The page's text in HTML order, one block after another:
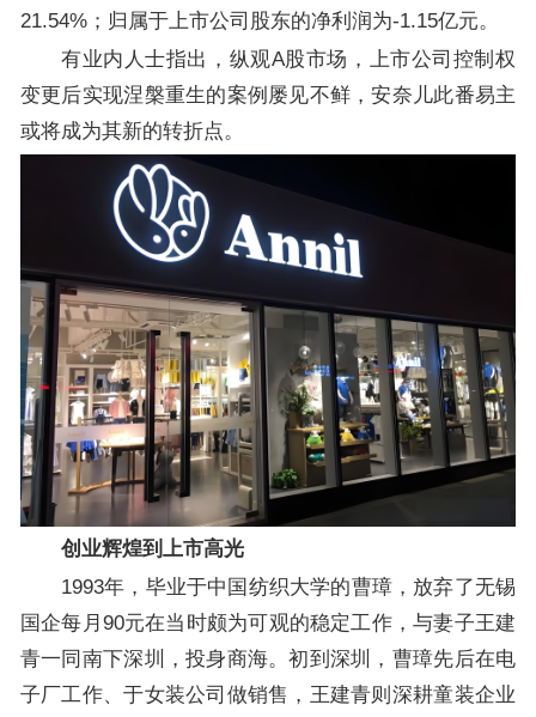
21.54%；归属于上市公司股东的净利润为-1.15亿元。
有业内人士指出，纵观A股市场，上市公司控制权
变更后实现涅槃重生的案例屡见不鲜，安奈儿此番易主
或将成为其新的转折点。
创业辉煌到上市高光
1993年，毕业于中国纺织大学的曹璋，放弃了无锡
国企每月90元在当时颇为可观的稳定工作，与妻子王建
青一同南下深圳，投身商海。初到深圳，曹璋先后在电
子厂工作、于女装公司做销售，王建青则深耕童装企业